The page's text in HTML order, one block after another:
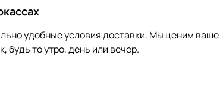
удобные условия доставки. Мы ценим
будь то утро, день или вечер.